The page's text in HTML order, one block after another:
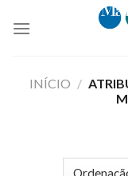
INÍCIO /